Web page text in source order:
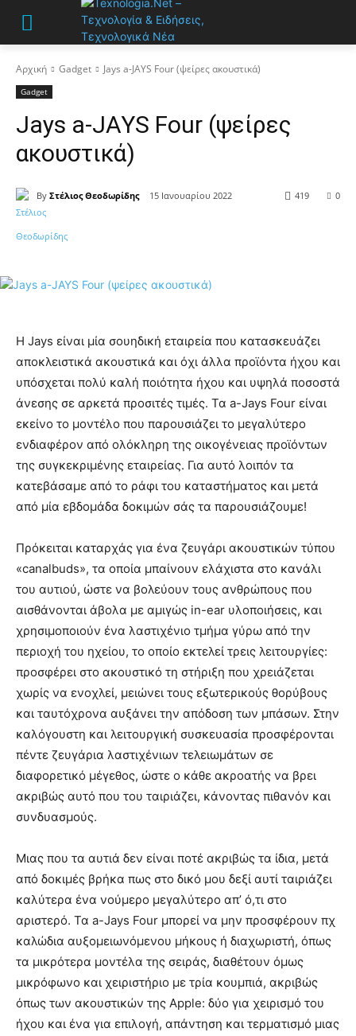
Αρχική Gadget Jays a-JAYS Four (ψείρες ακουστικά)
Gadget
Jays a-JAYS Four (ψείρες
ακουστικά)
By Στέλιος Θεοδωρίδης 15 Ιανουαρίου 2022 0
419
Η Jays είναι μία σουηδική εταιρεία που κατασκευάζει
αποκλειστικά ακουστικά και όχι άλλα προϊόντα ήχου και
υπόσχεται πολύ καλή ποιότητα ήχου και υψηλά ποσοστά
άνεσης σε αρκετά προσιτές τιμές. Τα a-Jays Four είναι
εκείνο το μοντέλο που παρουσιάζει το μεγαλύτερο
ενδιαφέρον από ολόκληρη της οικογένειας προϊόντων
της συγκεκριμένης εταιρείας. Για αυτό λοιπόν τα
κατεβάσαμε από το ράφι του καταστήματος και μετά
από μία εβδομάδα δοκιμών σάς τα παρουσιάζουμε!
Πρόκειται καταρχάς για ένα ζευγάρι ακουστικών τύπου
«canalbuds», τα οποία μπαίνουν ελάχιστα στο κανάλι
του αυτιού, ώστε να βολεύουν τους ανθρώπους που
αισθάνονται άβολα με αμιγώς in-ear υλοποιήσεις, και
χρησιμοποιούν ένα λαστιχένιο τμήμα γύρω από την
περιοχή του ηχείου, το οποίο εκτελεί τρεις λειτουργίες:
προσφέρει στο ακουστικό τη στήριξη που χρειάζεται
χωρίς να ενοχλεί, μειώνει τους εξωτερικούς θορύβους
και ταυτόχρονα αυξάνει την απόδοση των μπάσων. Στην
καλόγουστη και λειτουργική συσκευασία προσφέρονται
πέντε ζευγάρια λαστιχένιων τελειωμάτων σε
διαφορετικό μέγεθος, ώστε ο κάθε ακροατής να βρει
ακριβώς αυτό που του ταιριάζει, κάνοντας πιθανόν και
συνδυασμούς.
Μιας που τα αυτιά δεν είναι ποτέ ακριβώς τα ίδια, μετά
από δοκιμές βρήκα πως στο δικό μου δεξί αυτί ταιριάζει
καλύτερα ένα νούμερο μεγαλύτερο απ’ ό,τι στο
αριστερό. Τα a-Jays Four μπορεί να μην προσφέρουν πχ
καλώδια αυξομειωνόμενου μήκους ή διαχωριστή, όπως
τα μικρότερα μοντέλα της σειράς, διαθέτουν όμως
μικρόφωνο και χειριστήριο με τρία κουμπιά, ακριβώς
όπως των ακουστικών της Apple: δύο για χειρισμό του
ήχου και ένα για επιλογή, απάντηση και τερματισμό μιας